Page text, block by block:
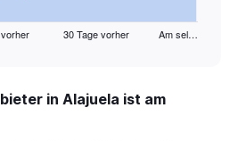
30 Tage vorher Am sel…
in Alajuela ist am